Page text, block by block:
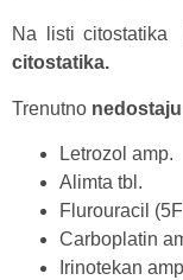
Na listi citostatika
citostatika.
Trenutno nedostaju
Letrozol amp.
Alimta tbl.
Flurouracil
Carboplatin
Irinotekan